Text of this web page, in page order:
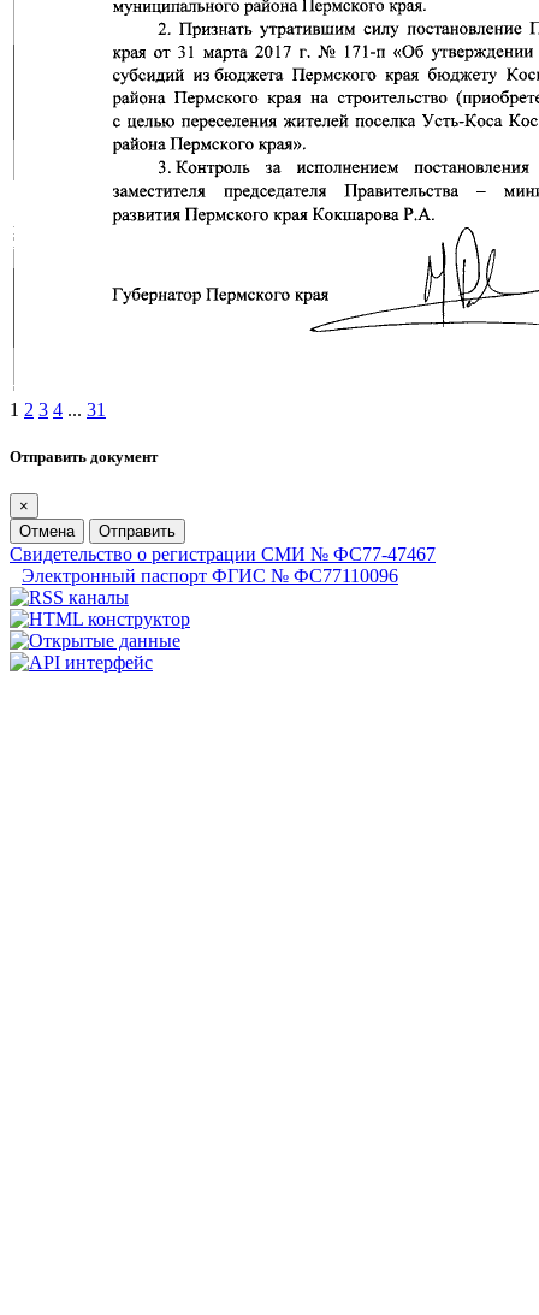
1 2 3 4 ... 31
Отправить документ
×
Отмена
Отправить
Свидетельство о регистрации СМИ № ФС77-47467
Электронный паспорт ФГИС № ФС77110096